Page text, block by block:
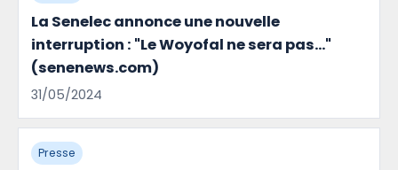
La Senelec annonce une nouvelle
interruption : "Le Woyofal ne sera pas..."
(senenews.com)
31/05/2024
Presse